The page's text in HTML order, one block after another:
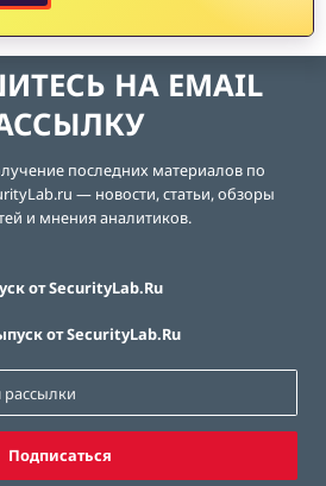
НА EMAIL
последних материалов по
— новости, статьи, обзоры
и мнения аналитиков.
от SecurityLab.Ru
от SecurityLab.Ru
Подписаться